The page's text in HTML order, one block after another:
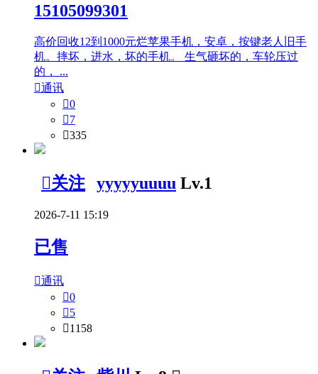
15105099301
高价回收12到1000元烂苹果手机，安卓，按键老人旧手
机。摔坏，进水，坏的手机。 生气砸坏的，车轮压过
的， ...
通讯
0
7
335
关注 yyyyyuuuu Lv.1
2026-7-11 15:19
已售
通讯
0
5
1158